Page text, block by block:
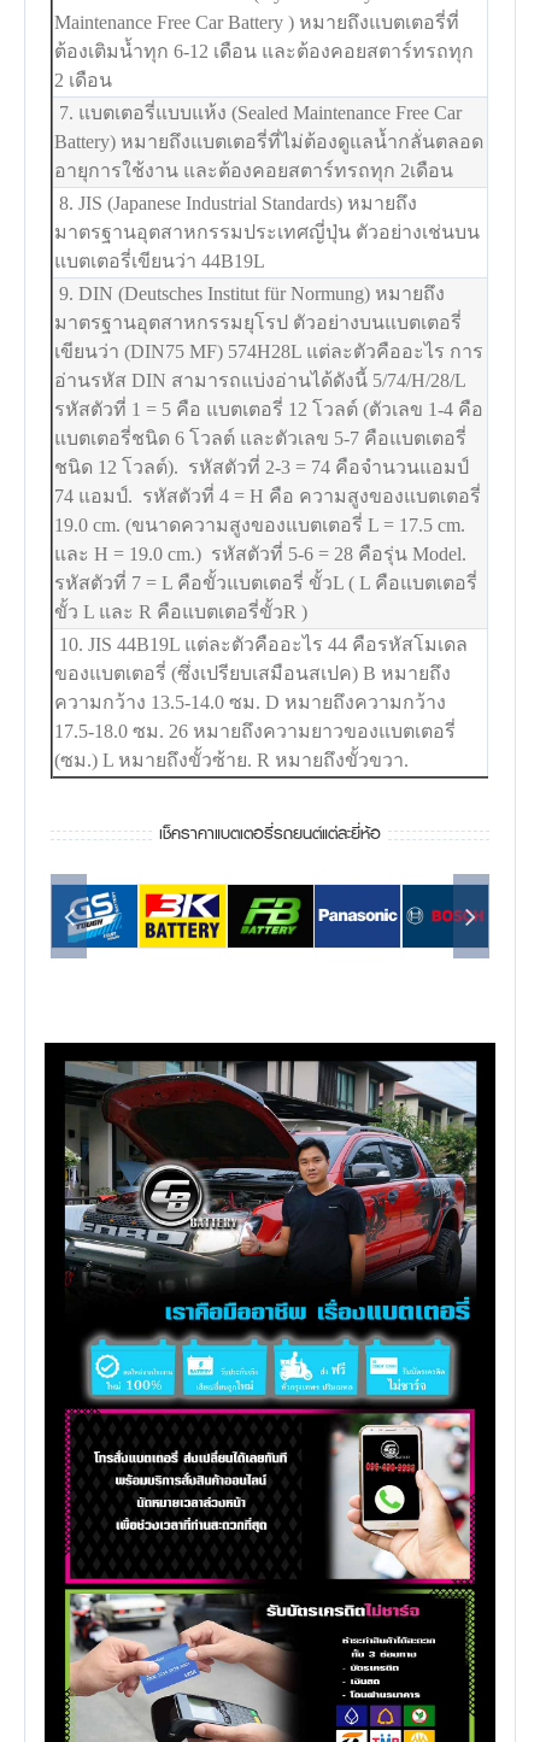
Maintenance Free Car Battery ) หมายถึงแบตเตอรี่ที่
ต้องเติมน้ำทุก 6-12 เดือน และต้องคอยสตาร์ทรถทุก
2 เดือน
7. แบตเตอรี่แบบแห้ง (Sealed Maintenance Free Car
Battery) หมายถึงแบตเตอรี่ที่ไม่ต้องดูแลน้ำกลั่นตลอด
อายุการใช้งาน และต้องคอยสตาร์ทรถทุก 2เดือน
8. JIS (Japanese Industrial Standards) หมายถึง
มาตรฐานอุตสาหกรรมประเทศญี่ปุ่น ตัวอย่างเช่นบน
แบตเตอรี่เขียนว่า 44B19L
9. DIN (Deutsches Institut für Normung) หมายถึง
มาตรฐานอุตสาหกรรมยุโรป ตัวอย่างบนแบตเตอรี่
เขียนว่า (DIN75 MF) 574H28L แต่ละตัวคืออะไร การ
อ่านรหัส DIN สามารถแบ่งอ่านได้ดังนี้ 5/74/H/28/L
รหัสตัวที่ 1 = 5 คือ แบตเตอรี่ 12 โวลต์ (ตัวเลข 1-4 คือ
แบตเตอรี่ชนิด 6 โวลต์ และตัวเลข 5-7 คือแบตเตอรี่
ชนิด 12 โวลต์). รหัสตัวที่ 2-3 = 74 คือจำนวนแอมป์
74 แอมป์. รหัสตัวที่ 4 = H คือ ความสูงของแบตเตอรี่
19.0 cm. (ขนาดความสูงของแบตเตอรี่ L = 17.5 cm.
และ H = 19.0 cm.) รหัสตัวที่ 5-6 = 28 คือรุ่น Model.
รหัสตัวที่ 7 = L คือขั้วแบตเตอรี่ ขั้วL ( L คือแบตเตอรี่
ขั้ว L และ R คือแบตเตอรี่ขั้วR )
10. JIS 44B19L แต่ละตัวคืออะไร 44 คือรหัสโมเดล
ของแบตเตอรี่ (ซึ่งเปรียบเสมือนสเปค) B หมายถึง
ความกว้าง 13.5-14.0 ซม. D หมายถึงความกว้าง
17.5-18.0 ซม. 26 หมายถึงความยาวของแบตเตอรี่
(ซม.) L หมายถึงขั้วซ้าย. R หมายถึงขั้วขวา.
เช็คราคาแบตเตอรี่รถยนต์แต่ละยี่ห้อ